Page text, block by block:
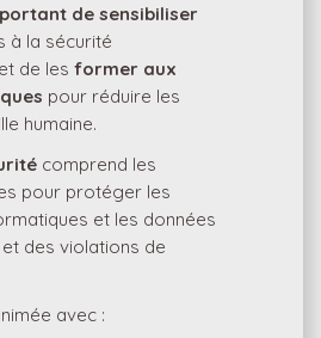
de sensibiliser
à la sécurité
de les former aux
pour réduire les
humaine.
comprend les
pour protéger les
et les données
des violations de
avec :